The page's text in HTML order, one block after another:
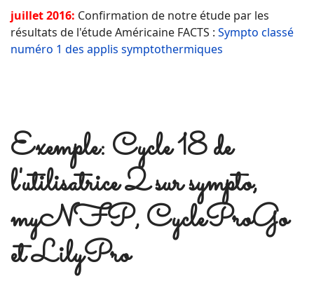
juillet 2016: Confirmation de notre étude par les
résultats de l'étude Américaine FACTS : Sympto classé
numéro 1 des applis symptothermiques
Exemple: Cycle 18 de
l'utilisatrice 2 sur sympto,
myNFP, CycleProGo
et LilyPro